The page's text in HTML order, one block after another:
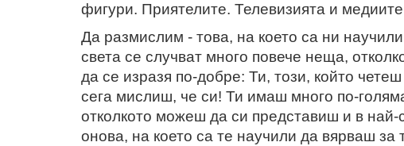
фигури. Приятелите. Телевизията и
Да размислим - това, на което са ни
света се случват много повече неща,
да се изразя по-добре: Ти, този, който
сега мислиш, че си! Ти имаш много по-
отколкото можеш да си представиш и в най-
онова, на което са те научили да вярваш за